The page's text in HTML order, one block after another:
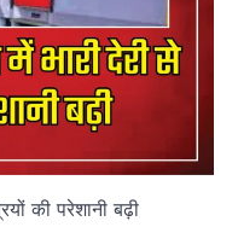
की परेशानी बढ़ी